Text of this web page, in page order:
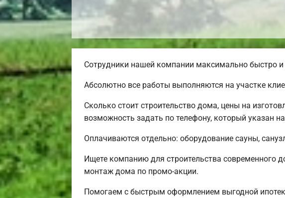
Сотрудники нашей компании максимально быстро и
Абсолютно все работы выполняются на участке
Сколько стоит строительство дома, цены на
возможность задать по телефону, который указан на
Оплачиваются отдельно: оборудование сауны,
Ищете компанию для строительства современного
монтаж дома по промо-акции.
Помогаем с быстрым оформлением выгодной